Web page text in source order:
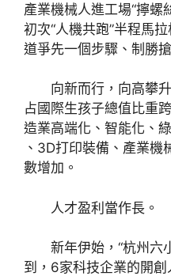
產業機械人進工場“擰螺
初次“人機共跑”半程馬
道爭先一個步驟、制勝搶
向新而行，向高攀
占國際生孩子總值比重
造業高端化、智能化、
、3D打印裝備、產業機
數增加。
人才盈利當作長。
新年伊始，“杭州六
到，6家科技企業的開